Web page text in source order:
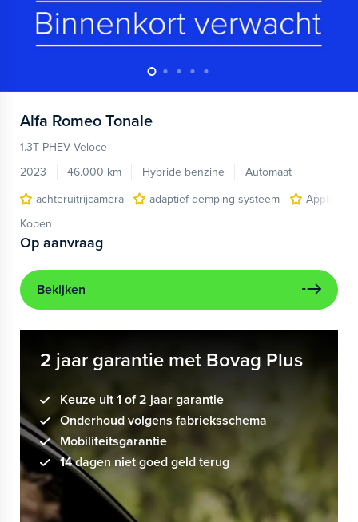
Alfa Romeo Tonale
1.3T PHEV Veloce
2023
46.000 km Hybride benzine
Automaat
achteruitrijcamera
adaptief demping systeem
Apple
Kopen
Op aanvraag
Bekijken
2 jaar garantie met Bovag Plus
Keuze uit 1 of 2 jaar garantie
Onderhoud volgens fabrieksschema
Mobiliteitsgarantie
14 dagen niet goed geld terug